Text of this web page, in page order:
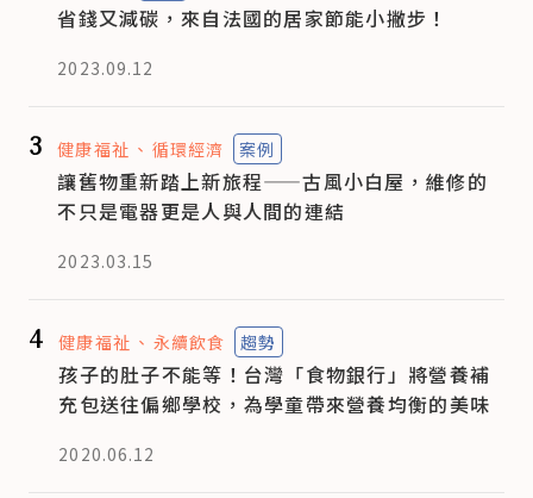
省錢又減碳，來自法國的居家節能小撇步！
2023.09.12
3 健康福祉 循環經濟 案例
讓舊物重新踏上新旅程——古風小白屋，維修的
不只是電器更是人與人間的連結
2023.03.15
4 健康福祉 永續飲食 趨勢
孩子的肚子不能等！台灣「食物銀行」將營養補
充包送往偏鄉學校，為學童帶來營養均衡的美味
2020.06.12